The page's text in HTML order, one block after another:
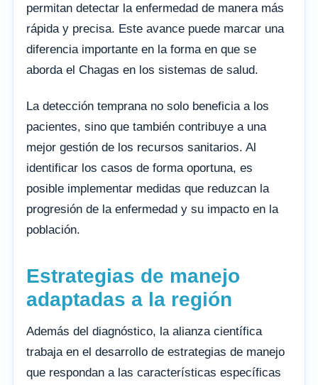
permitan detectar la enfermedad de manera más
rápida y precisa. Este avance puede marcar una
diferencia importante en la forma en que se
aborda el Chagas en los sistemas de salud.
La detección temprana no solo beneficia a los
pacientes, sino que también contribuye a una
mejor gestión de los recursos sanitarios. Al
identificar los casos de forma oportuna, es
posible implementar medidas que reduzcan la
progresión de la enfermedad y su impacto en la
población.
Estrategias de manejo
adaptadas a la región
Además del diagnóstico, la alianza científica
trabaja en el desarrollo de estrategias de manejo
que respondan a las características específicas